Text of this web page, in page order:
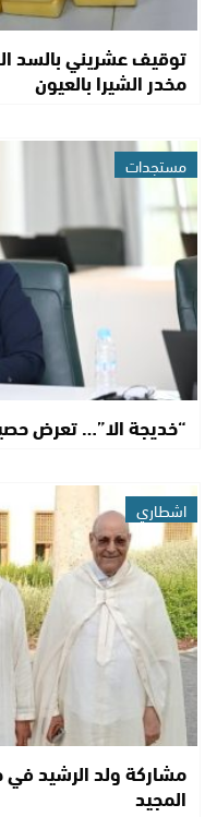
توقيف عشريني بالسد
مخدر الشيرا بالعيون
مستجدات
“خديجة الا”… تعرض
اشطاري
مشاركة ولد الرشيد في
المجيد